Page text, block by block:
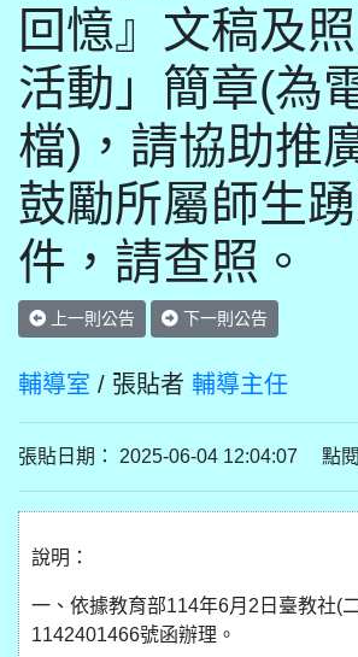
回憶』文稿及
活動」簡章(為
檔)，請協助推
鼓勵所屬師生
件，請查照。
上一則公告 下一則公告
輔導室 / 張貼者 輔導主任
張貼日期： 2025-06-04 12:04:07 點閱
說明：
一、依據教育部114年6月2日臺教社(
1142401466號函辦理。